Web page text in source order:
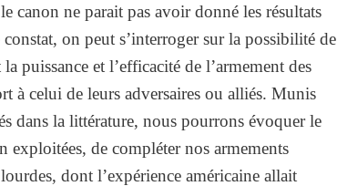
canon ne parait pas avoir donné les résultats
on peut s’interroger sur la possibilité de
puissance et l’efficacité de l’armement des
à celui de leurs adversaires ou alliés. Munis
dans la littérature, nous pourrons évoquer le
exploitées, de compléter nos armements
dont l’expérience américaine allait